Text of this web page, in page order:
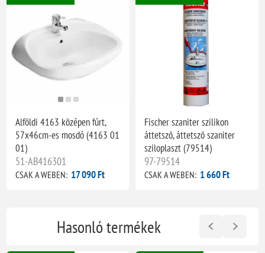
Alföldi 4163 középen fúrt,
57x46cm-es mosdó (4163 01
01)
51-AB416301
CSAK A WEBEN: 17 090 Ft
Fischer szaniter szilikon
áttetsző, áttetsző szaniter
sziloplaszt (79514)
97-79514
CSAK A WEBEN: 1 660 Ft
Hasonló termékek